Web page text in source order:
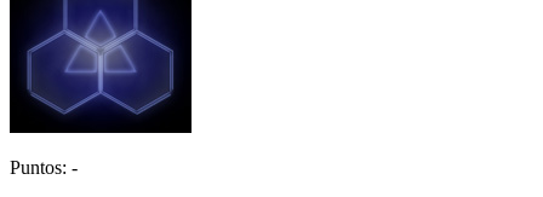
Puntos: -